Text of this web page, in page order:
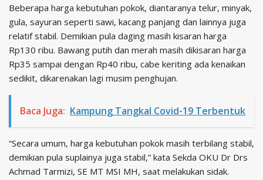
Beberapa harga kebutuhan pokok, diantaranya telur, minyak,
gula, sayuran seperti sawi, kacang panjang dan lainnya juga
relatif stabil. Demikian pula daging masih kisaran harga
Rp130 ribu. Bawang putih dan merah masih dikisaran harga
Rp35 sampai dengan Rp40 ribu, cabe keriting ada kenaikan
sedikit, dikarenakan lagi musim penghujan.
Baca Juga: Kampung Tangkal Covid-19 Terbentuk
“Secara umum, harga kebutuhan pokok masih terbilang stabil,
demikian pula suplainya juga stabil,” kata Sekda OKU Dr Drs
Achmad Tarmizi, SE MT MSI MH, saat melakukan sidak.